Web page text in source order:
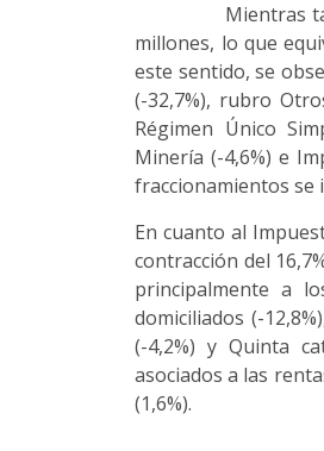
Mientras
millones, lo que
este sentido, se
(-32,7%), rubro
Régimen Único
Minería (-4,6%) e
fraccionamientos se
En cuanto al
contracción del
principalmente a
domiciliados (-
(-4,2%) y Quinta
asociados a las
(1,6%).